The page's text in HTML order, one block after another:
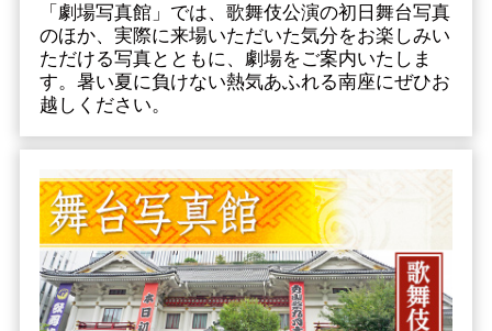
「劇場写真館」では、歌舞伎公演の初日舞台写真
のほか、実際に来場いただいた気分をお楽しみい
ただける写真とともに、劇場をご案内いたしま
す。暑い夏に負けない熱気あふれる南座にぜひお
越しください。